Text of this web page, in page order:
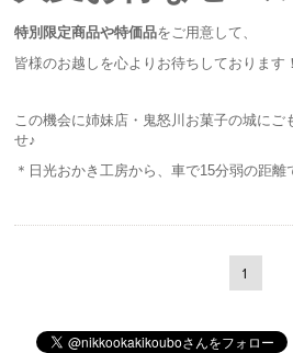
特別限定商品や特価品をご用意して、
皆様のお越しを心よりお待ちしております！
この機会に姉妹店・鬼怒川お菓子の城にご
せ♪
＊日光おかき工房から、車で15分弱の距離
1